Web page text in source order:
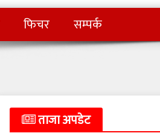
फिचर सम्पर्क
ताजा अपडेट